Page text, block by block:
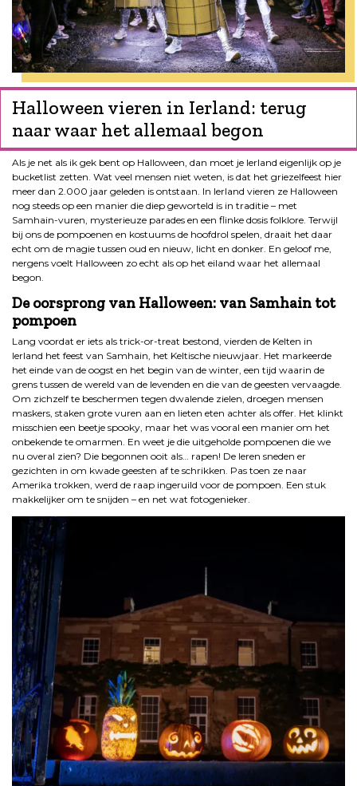
Halloween vieren in Ierland: terug
naar waar het allemaal begon
Als je net als ik gek bent op Halloween, dan moet je Ierland eigenlijk op je
bucketlist zetten. Wat veel mensen niet weten, is dat het griezelfeest hier
meer dan 2.000 jaar geleden is ontstaan. In Ierland vieren ze Halloween
nog steeds op een manier die diep geworteld is in traditie – met
Samhain-vuren, mysterieuze parades en een flinke dosis folklore. Terwijl
bij ons de pompoenen en kostuums de hoofdrol spelen, draait het daar
echt om de magie tussen oud en nieuw, licht en donker. En geloof me,
nergens voelt Halloween zo echt als op het eiland waar het allemaal
begon.
De oorsprong van Halloween: van Samhain tot
pompoen
Lang voordat er iets als trick-or-treat bestond, vierden de Kelten in
Ierland het feest van Samhain, het Keltische nieuwjaar. Het markeerde
het einde van de oogst en het begin van de winter, een tijd waarin de
grens tussen de wereld van de levenden en die van de geesten vervaagde.
Om zichzelf te beschermen tegen dwalende zielen, droegen mensen
maskers, staken grote vuren aan en lieten eten achter als offer. Het klinkt
misschien een beetje spooky, maar het was vooral een manier om het
onbekende te omarmen. En weet je die uitgeholde pompoenen die we
nu overal zien? Die begonnen ooit als… rapen! De Ieren sneden er
gezichten in om kwade geesten af te schrikken. Pas toen ze naar
Amerika trokken, werd de raap ingeruild voor de pompoen. Een stuk
makkelijker om te snijden – en net wat fotogenieker.